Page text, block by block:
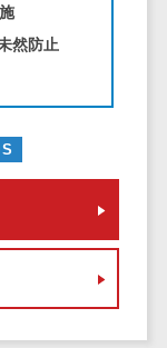
>
>
作>
然防止